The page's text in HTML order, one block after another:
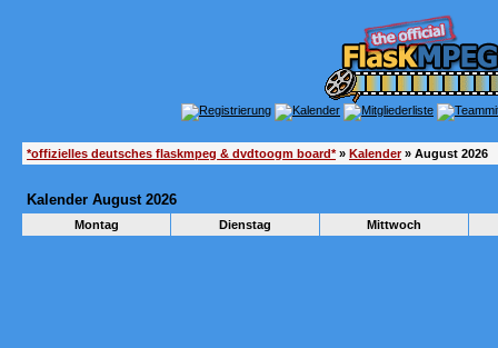
*offizielles deutsches flaskmpeg & dvdtoogm board*» Kalender» August 2026
Kalender August 2026
Montag Dienstag Mittwoch